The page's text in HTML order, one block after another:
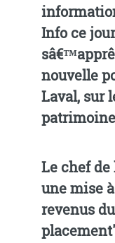
Info ce
nouvelle
Laval, sur
Le chef de
une mise
revenus